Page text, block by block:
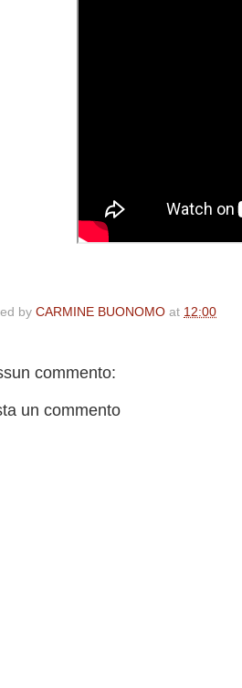
by CARMINE BUONOMO at 12:00
commento:
un commento